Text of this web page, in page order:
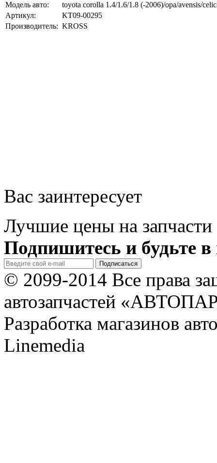
Модель авто:
toyota corolla 1.4/1.6/1.8 (-2006)/opa/avensis/
Артикул:
KT09-00295
Производитель: KROSS
Вас заинтересует
Лучшие цены на запчасти
Подпишитесь и будьте в
© 2099-2014 Все права
автозапчастей
Разработка магазинов
Linemedia